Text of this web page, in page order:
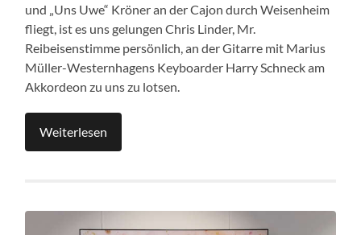
und „Uns Uwe“ Kröner an der Cajon durch Weisenheim
fliegt, ist es uns gelungen Chris Linder, Mr.
Reibeisenstimme persönlich, an der Gitarre mit Marius
Müller-Westernhagens Keyboarder Harry Schneck am
Akkordeon zu uns zu lotsen.
Weiterlesen